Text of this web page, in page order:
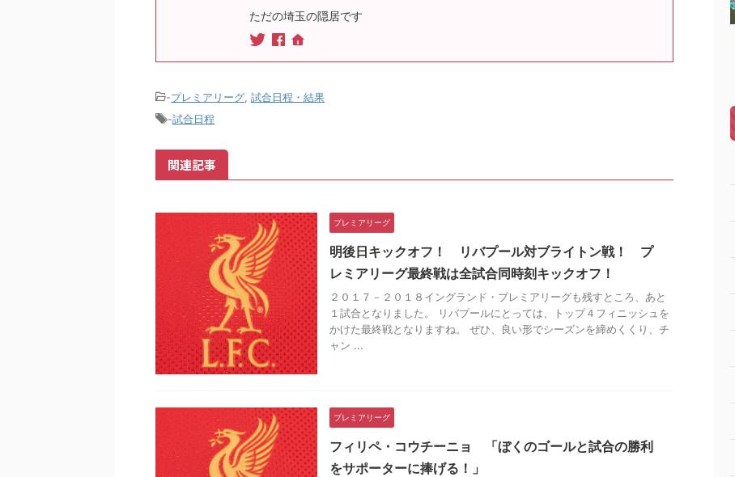
ただの埼玉の隠居です
-プレミアリーグ 試合日程・結果
-試合日程
関連記事
プレミアリーグ
明後日キックオフ！ リバプール対ブライトン戦！ プ
レミアリーグ最終戦は全試合同時刻キックオフ！
２０１７－２０１８イングランド・プレミアリーグも残すところ、あと
１試合となりました。 リバプールにとっては、トップ４フィニッシュを
かけた最終戦となりますね。 ぜひ、良い形でシーズンを締めくくり、チ
ャン ...
プレミアリーグ
フィリペ・コウチーニョ 「ぼくのゴールと試合の勝利
をサポーターに捧げる！」